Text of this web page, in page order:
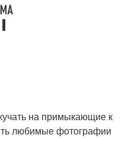
на примыкающие к
любимые фотографии